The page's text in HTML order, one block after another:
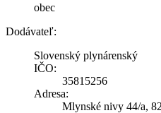
obec
Dodávateľ:
Slovenský plynárenský
IČO:
35815256
Adresa:
Mlynské nivy 44/a,